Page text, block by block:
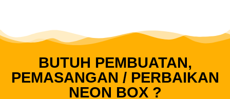
BUTUH PEMBUATAN,
PEMASANGAN / PERBAIKAN
NEON BOX ?